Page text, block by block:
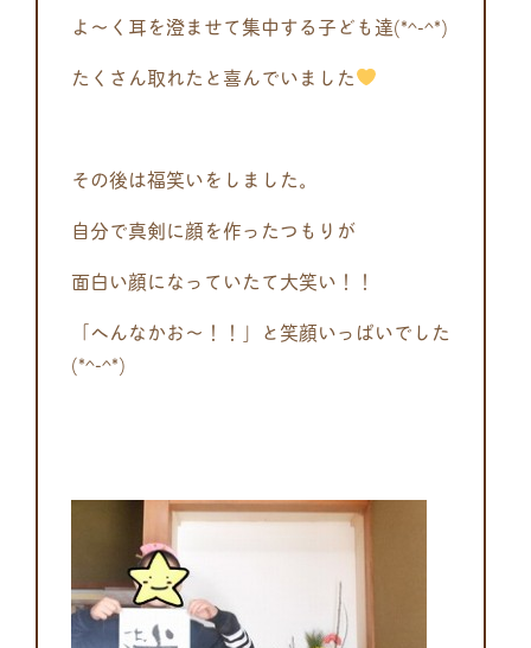
よ～く耳を澄ませて集中する子ども達(*^-^*)
たくさん取れたと喜んでいました
その後は福笑いをしました。
自分で真剣に顔を作ったつもりが
面白い顔になっていたて大笑い！！
「へんなかお～！！」と笑顔いっぱいでした
(*^-^*)